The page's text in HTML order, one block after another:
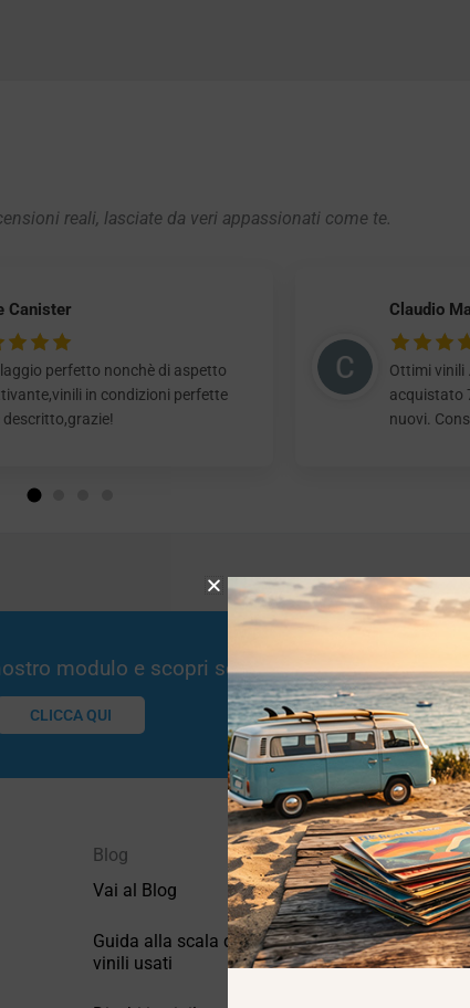
reali, lasciate da veri appassionati come te.
Canister
perfetto nonchè di aspetto
in condizioni perfette
descritto,grazie!
Claudio
Ottimi
acquistato
nuovi.
modulo e scopri se potremmo essere
CLICCA QUI
Blog
Vai al Blog
Guida alla scala di valutazione dei
vinili usati
Privacy